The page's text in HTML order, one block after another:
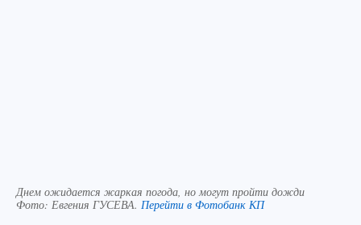
Днем ожидается жаркая погода, но могут пройти дожди
Фото: Евгения ГУСЕВА. Перейти в Фотобанк КП